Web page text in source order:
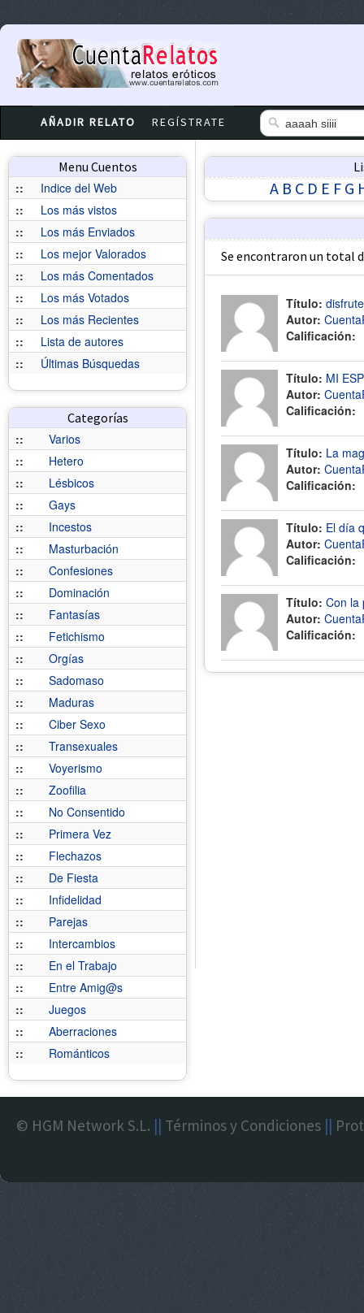
AÑADIR RELATO REGÍSTRATE
Menu Cuentos
::
Indice del Web
::
Los más vistos
::
Los más Enviados
::
Los mejor Valorados
::
Los más Comentados
::
Los más Votados
::
Los más Recientes
::
Lista de autores
::
Últimas Búsquedas
Categorías
::
Varios
::
Hetero
::
Lésbicos
::
Gays
::
Incestos
::
Masturbación
::
Confesiones
::
Dominación
::
Fantasías
::
Fetichismo
::
Orgías
::
Sadomaso
::
Maduras
::
Ciber Sexo
::
Transexuales
::
Voyerismo
::
Zoofilia
::
No Consentido
::
Primera Vez
::
Flechazos
::
De Fiesta
::
Infidelidad
::
Parejas
::
Intercambios
::
En el Trabajo
::
Entre Amig@s
::
Juegos
::
Aberraciones
::
Románticos
A B C D E F G
Se encontraron un total
Título:
Autor:
Calificación:
Título: MI
Autor:
Calificación:
Título: La
Autor:
Calificación:
Título: El día
Autor:
Calificación:
Título: Con la
Autor:
Calificación:
© HGM Network S.L. || Términos y Condiciones ||